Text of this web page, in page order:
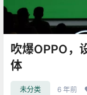
吹爆OPPO，
体
未分类 6 年前